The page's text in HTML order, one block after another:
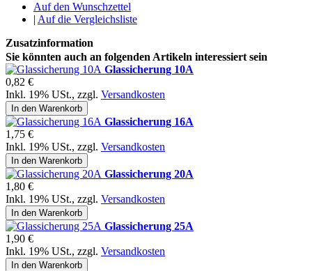
Auf den Wunschzettel
| Auf die Vergleichsliste
Zusatzinformation
Sie könnten auch an folgenden Artikeln interessiert sein
Glassicherung 10A
0,82 €
Inkl. 19% USt., zzgl. Versandkosten
In den Warenkorb
Glassicherung 16A
1,75 €
Inkl. 19% USt., zzgl. Versandkosten
In den Warenkorb
Glassicherung 20A
1,80 €
Inkl. 19% USt., zzgl. Versandkosten
In den Warenkorb
Glassicherung 25A
1,90 €
Inkl. 19% USt., zzgl. Versandkosten
In den Warenkorb